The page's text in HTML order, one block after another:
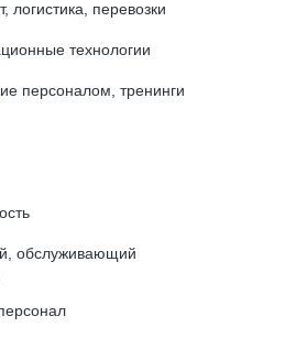
логистика, перевозки
технологии
персоналом, тренинги
обслуживающий